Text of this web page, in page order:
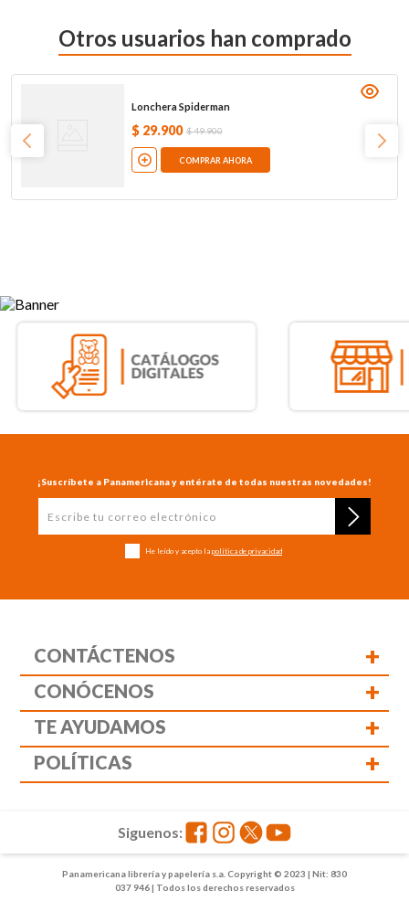
Otros usuarios han comprado
Lonchera Spiderman
$ 29.900 $49.900
COMPRAR AHORA
¡Suscríbete a Panamericana y entérate de todas nuestras novedades!
He leído y acepto la política de privacidad
CONTÁCTENOS +
CONÓCENOS +
TE AYUDAMOS +
POLÍTICAS +
Panamericana librería y papelería s.a. Copyright © 2023 | Nit: 830
037 946 | Todos los derechos reservados
Siguenos: